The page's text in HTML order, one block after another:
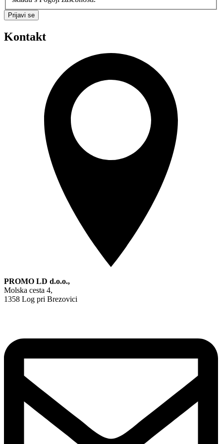
Prijavi se
Kontakt
PROMO LD d.o.o.,
Molska cesta 4,
1358 Log pri Brezovici